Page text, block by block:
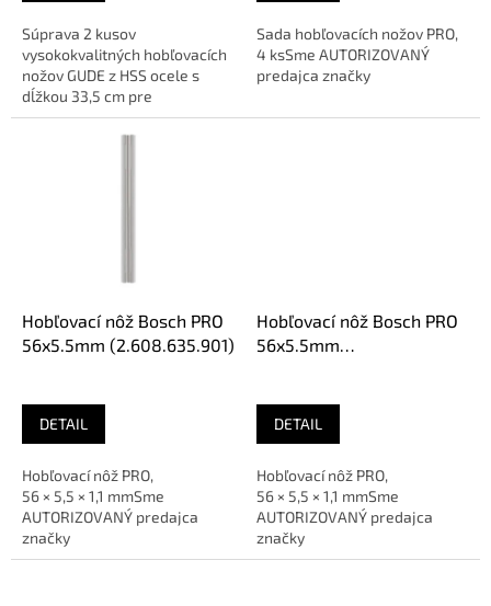
Súprava 2 kusov
vysokokvalitných hobľovacích
nožov GUDE z HSS ocele s
dĺžkou 33,5 cm pre
hrúbkovaciu hobľovačku GDH
330.✔️ Vyrobené z...
Sada hobľovacích nožov PRO,
4 ksSme AUTORIZOVANÝ
predajca značky
Hobľovací nôž Bosch PRO
56x5.5mm (2.608.635.901)
DETAIL
Hobľovací nôž PRO,
56 × 5,5 × 1,1 mmSme
AUTORIZOVANÝ predajca
značky
Hobľovací nôž Bosch PRO
56x5.5mm
DETAIL
Hobľovací nôž PRO,
56 × 5,5 × 1,1 mmSme
AUTORIZOVANÝ predajca
značky